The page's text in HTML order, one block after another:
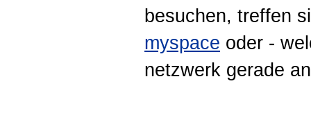
besuchen, treffen
myspace oder -
netzwerk gerade